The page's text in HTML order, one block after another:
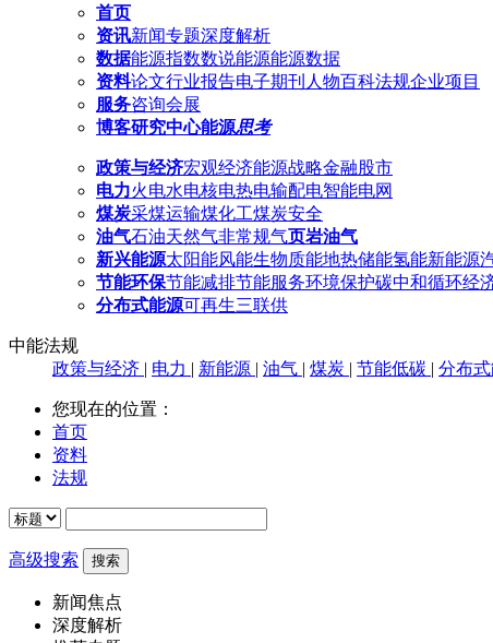
首页
资讯新闻专题深度解析
数据能源指数数说能源能源数据
资料论文行业报告电子期刊 人物百科法规企业项目
服务咨询会展
博客研究中心能源思考
政策与经济宏观经济能源战略金融股市
电力火电水电核电热电输配电智能电网
煤炭采煤运输煤化工煤炭安全
油气石油天然气非常规气页岩油气
新兴能源太阳能风能生物质能地热储能氢能新能源
节能环保节能减排节能服务环境保护碳中和循环经
分布式能源可再生三联供
中能法规
政策与经济 | 电力 | 新能源 | 油气 | 煤炭 | 节能低碳 | 分布
您现在的位置：
首页
资料
法规
高级搜索
新闻焦点
深度解析